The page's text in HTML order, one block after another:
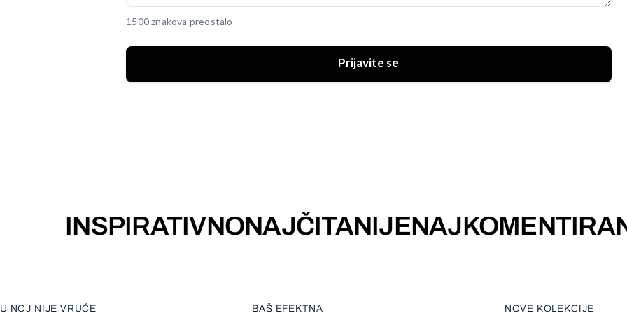
1500 znakova preostalo
Prijavite se
INSPIRATIVNONAJČITANIJE
U NOJ NIJE VRUĆE BAŠ EFEKTNA NOVE KOLEKCIJE